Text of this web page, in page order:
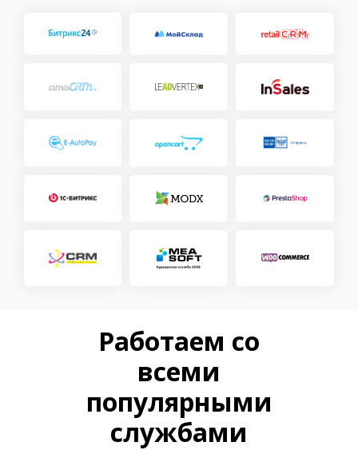
Работаем со
всеми
популярными
службами